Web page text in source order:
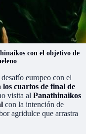
con el objetivo de
europeo con el
cuartos de final de
visita al Panathinaikos
con la intención de
agridulce que arrastra